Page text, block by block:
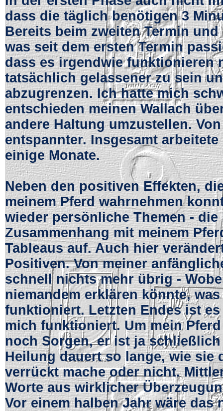
dass die täglich benötigen 3
Bereits beim zweiten Termin
was seit dem ersten Termin
dass es irgendwie funktionieren
tatsächlich gelassener zu sein
abzugrenzen. Ich hatte mich
entschieden meinen Wallach
andere Haltung umzustellen.
entspannter. Insgesamt
einige Monate.
Neben den positiven Effekten,
meinem Pferd wahrnehmen
wieder persönliche Themen -
Zusammenhang mit meinem
Tableaus auf. Auch hier
Positiven. Von meiner
schnell nichts mehr übrig -
niemandem erklären könnte,
funktioniert. Letzten Endes ist
mich funktioniert. Um mein
noch Sorgen, er ist ja
Heilung dauert so lange, wie sie
verrückt mache oder nicht.
Worte aus wirklicher
Vor einem halben Jahr wäre das